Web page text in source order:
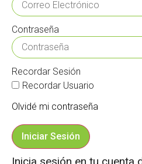
Contraseña
Recordar Sesión
Recordar Usuario
Olvidé mi contraseña
Iniciar Sesión
Inicia sesión en tu cuenta